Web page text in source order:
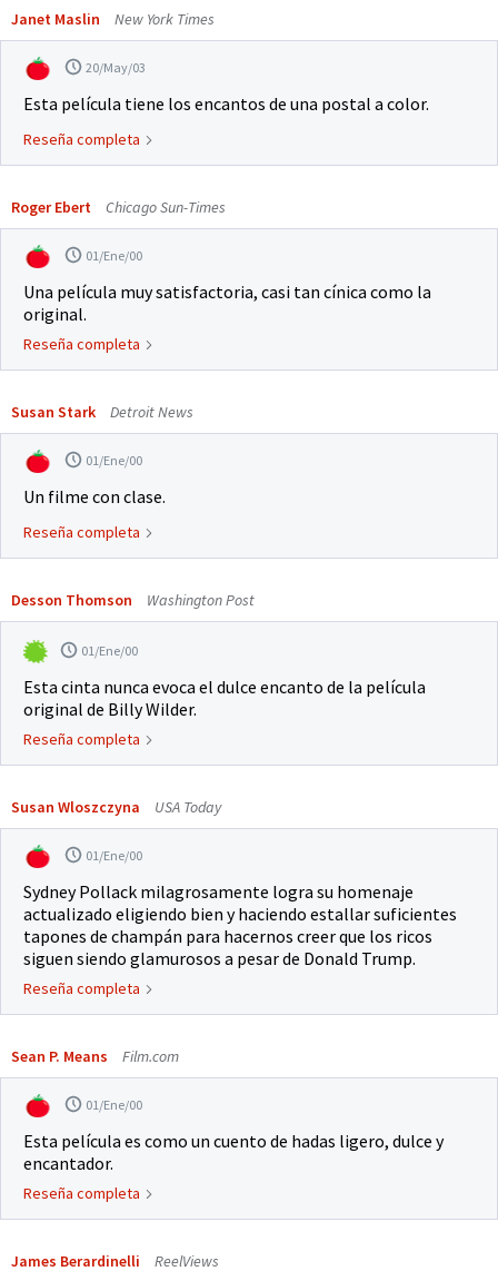
Janet Maslin New York Times
20/May/03
Esta película tiene los encantos de una postal a color.
Reseña completa
Roger Ebert Chicago Sun-Times
01/Ene/00
Una película muy satisfactoria, casi tan cínica como la
original.
Reseña completa
Susan Stark Detroit News
01/Ene/00
Un filme con clase.
Reseña completa
Desson Thomson Washington Post
01/Ene/00
Esta cinta nunca evoca el dulce encanto de la película
original de Billy Wilder.
Reseña completa
Susan Wloszczyna USA Today
01/Ene/00
Sydney Pollack milagrosamente logra su homenaje
actualizado eligiendo bien y haciendo estallar suficientes
tapones de champán para hacernos creer que los ricos
siguen siendo glamurosos a pesar de Donald Trump.
Reseña completa
Sean P. Means Film.com
01/Ene/00
Esta película es como un cuento de hadas ligero, dulce y
encantador.
Reseña completa
James Berardinelli ReelViews